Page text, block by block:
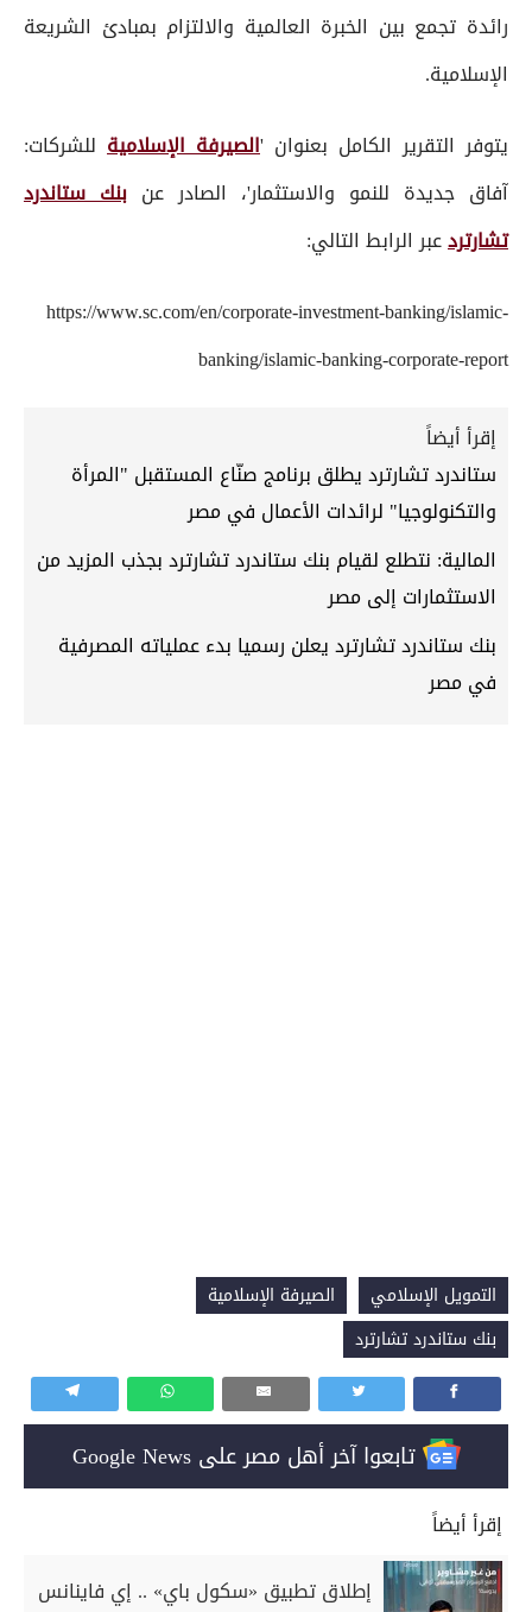
رائدة تجمع بين الخبرة العالمية والالتزام بمبادئ الشريعة
الإسلامية.
يتوفر التقرير الكامل بعنوان 'الصيرفة الإسلامية للشركات:
آفاق جديدة للنمو والاستثمار'، الصادر عن بنك ستاندرد
تشارتردعبر الرابط التالي:
https://www.sc.com/en/corporate-investment-banking/islamic-
banking/islamic-banking-corporate-report
إقرأ أيضاً
ستاندرد تشارترد يطلق برنامج صنّاع المستقبل "المرأة
والتكنولوجيا" لرائدات الأعمال في مصر
المالية: نتطلع لقيام بنك ستاندرد تشارترد بجذب المزيد من
الاستثمارات إلى مصر
بنك ستاندرد تشارترد يعلن رسميا بدء عملياته المصرفية
في مصر
التمويل الإسلامي
الصيرفة الإسلامية
بنك ستاندرد تشارترد
تابعوا آخر أهل مصر على Google News
إقرأ أيضاً
إطلاق تطبيق «سكول باي» .. إي فاينانس